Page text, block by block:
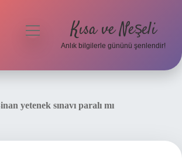
menüyü
Kısa ve Neşeli
Anlık bilgilerle gününü şenlendir!
yetenek sınavı paralı mı